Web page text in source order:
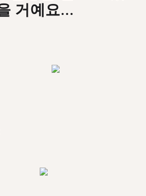
거예요...